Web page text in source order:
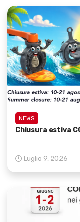
NEWS
Chiusura estiva
Luglio 9, 2026